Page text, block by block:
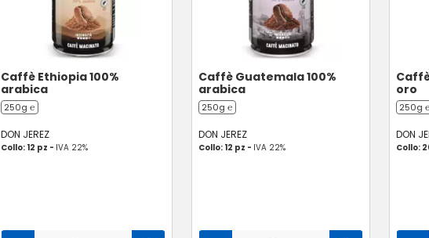
Caffè Ethiopia 100%
arabica
250g ℮
DON JEREZ
Collo: 12 pz - IVA 22%
Caffè Guatemala 100%
arabica
250g ℮
DON JEREZ
Collo: 12 pz - IVA 22%
oro
250g ℮
DON
Collo: